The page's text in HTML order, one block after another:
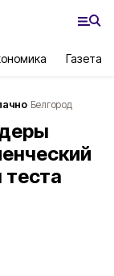
Газета
Белгород